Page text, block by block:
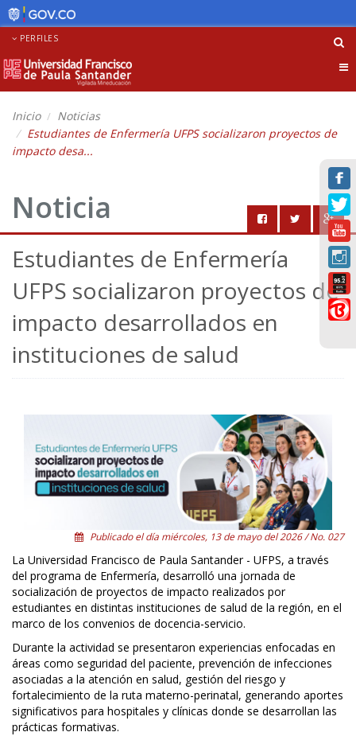
PERFILES
Inicio
Noticias
Estudiantes de Enfermería UFPS socializaron proyectos de
impacto desa...
Noticia
Estudiantes de Enfermería
UFPS socializaron proyectos de
impacto desarrollados en
instituciones de salud
Publicado el día miércoles, 13 de mayo del 2026 / No. 027
La Universidad Francisco de Paula Santander - UFPS, a través
del programa de Enfermería, desarrolló una jornada de
socialización de proyectos de impacto realizados por
estudiantes en distintas instituciones de salud de la región, en el
marco de los convenios de docencia-servicio.
Durante la actividad se presentaron experiencias enfocadas en
áreas como seguridad del paciente, prevención de infecciones
asociadas a la atención en salud, gestión del riesgo y
fortalecimiento de la ruta materno-perinatal, generando aportes
significativos para hospitales y clínicas donde se desarrollan las
prácticas formativas.